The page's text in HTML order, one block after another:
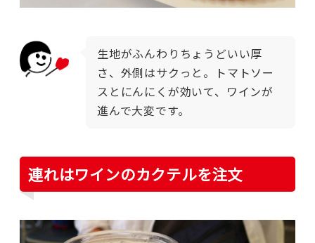
生地がふんわりちょうどいい厚
さ、外側はサクっと。トマトソー
スとにんにくが効いて、 ワインが
進んで大変です。
連れはワインのカクテルを注文